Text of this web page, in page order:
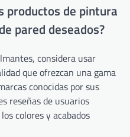
productos de pintura
pared deseados?
considera usar
que ofrezcan una gama
conocidas por sus
reseñas de usuarios
colores y acabados